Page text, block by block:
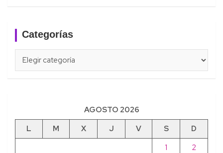
Categorías
AGOSTO 2026
L
M X J V S
D
1
2